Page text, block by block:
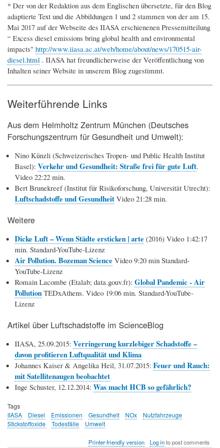
* Der von der Redaktion aus dem Englischen übersetzte, für den Blog
adaptierte Text und die Abbildungen 1 und 2 stammen von der am 15.
Mai 2017 auf der Webseite des IIASA erschienenen Pressemitteilung
“ Excess diesel emissions bring global health and environmental
impacts" http://www.iiasa.ac.at/web/home/about/news/170515-air-
diesel.html . IIASA hat freundlicherweise der Veröffentlichung von
Inhalten seiner Website in unserem Blog zugestimmt.
Weiterführende Links
Aus dem Helmholtz Zentrum München (Deutsches
Forschungszentrum für Gesundheit und Umwelt):
Nino Künzli (Schweizerisches Tropen- und Public Health Institut
Basel): Verkehr und Gesundheit: Straße frei für gute Luft.
Video 22:22 min.
Bert Brunekreef (Institut für Risikoforschung, Universität Utrecht):
Luftschadstoffe und Gesundheit Video 21:28 min.
Weitere
Dicke Luft – Wenn Städte ersticken | arte (2016) Video 1:42:17
min. Standard-YouTube-Lizenz
Air Pollution. Bozeman Science Video 9:20 min Standard-
YouTube-Lizenz
Romain Lacombe (Etalab; data.gouv.fr): Global Pandemic - Air
Pollution TEDxAthens. Video 19:06 min. Standard-YouTube-
Lizenz
Artikel über Luftschadstoffe im ScienceBlog
IIASA, 25.09.2015: Verringerung kurzlebiger Schadstoffe –
davon profitieren Luftqualität und Klima
Johannes Kaiser & Angelika Heil, 31.07.2015: Feuer und Rauch:
mit Satellitenaugen beobachtet
Inge Schuster, 12.12.2014: Was macht HCB so gefährlich?
Tags
IIASA
Diesel Emissionen Gesundheit NOx
Nutzfahrzeuge
Stickstoffoxide
Todesfälle Umwelt
Printer-friendly version Log into post comments